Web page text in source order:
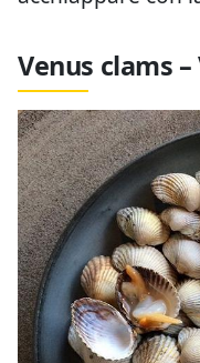
Venus clams